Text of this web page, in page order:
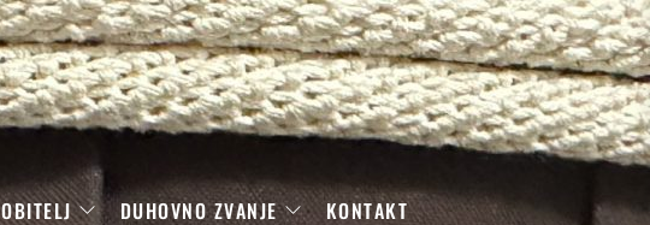
OBITELJ DUHOVNO ZVANJE KONTAKT